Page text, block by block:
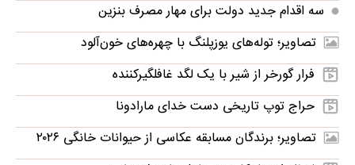
سه اقدام جدید دولت برای مهار مصرف بنزین
تصاویر؛ توله‌های یوزپلنگ با چهره‌های خون‌آلود
فرار گورخر از شیر با یک لگد غافلگیرکننده
حراج توپ تاریخی دست خدای مارادونا
تصاویر؛ برندگان مسابقه عکاسی از حیوانات خانگی ۲۰۲۶